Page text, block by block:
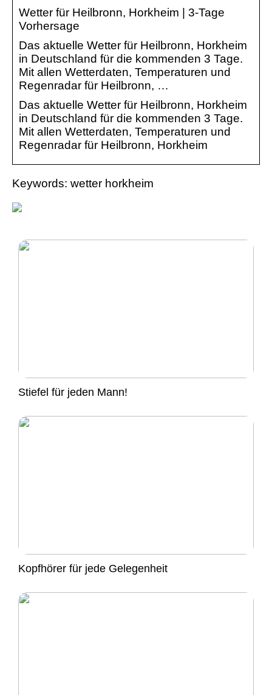
Wetter für Heilbronn, Horkheim | 3-Tage
Vorhersage
Das aktuelle Wetter für Heilbronn, Horkheim
in Deutschland für die kommenden 3 Tage.
Mit allen Wetterdaten, Temperaturen und
Regenradar für Heilbronn, …
Das aktuelle Wetter für Heilbronn, Horkheim
in Deutschland für die kommenden 3 Tage.
Mit allen Wetterdaten, Temperaturen und
Regenradar für Heilbronn, Horkheim
Keywords: wetter horkheim
Stiefel für jeden Mann!
Kopfhörer für jede Gelegenheit